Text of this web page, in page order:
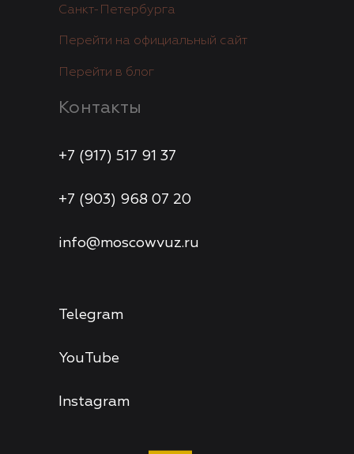
Instagram
YouTube
Telegram
info@moscowvuz.ru
+7 (903) 968 07 20
+7 (917) 517 91 37
Контакты
Санкт-Петербурга
Перейти на официальный сайт
Перейти в блог